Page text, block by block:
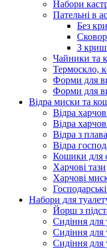
Набори
Пательні в
Без
З
Чайники та
Термоскло,
Форми для
Форми для
Відра миски та
Відра
Відра
Відра з
Відра
Кошики для
Харчові тази
Харчові
Набори для
Йорш з
Сидіння для
Сидіння для
Сидіння для